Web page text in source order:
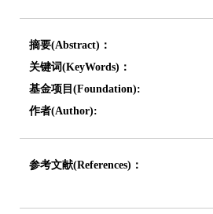
摘要(Abstract)：
关键词(KeyWords)：
基金项目(Foundation):
作者(Author):
参考文献(References)：